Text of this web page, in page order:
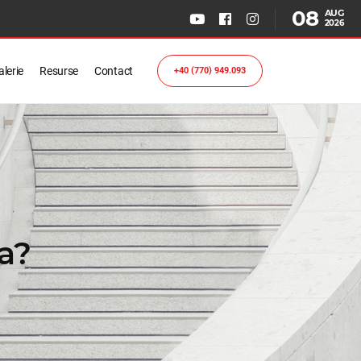
08 AUG
2026
Resurse Contact +40 (770) 949.093